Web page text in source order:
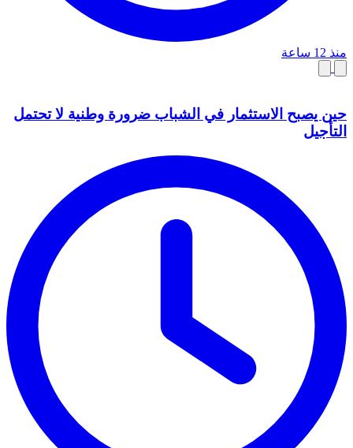
منذ 12 ساعة
حين يصبح الاستثمار في الشباب ضرورة وطنية لا تحتمل
التأجيل